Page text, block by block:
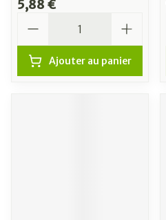
5,88 €
Ajouter au panier